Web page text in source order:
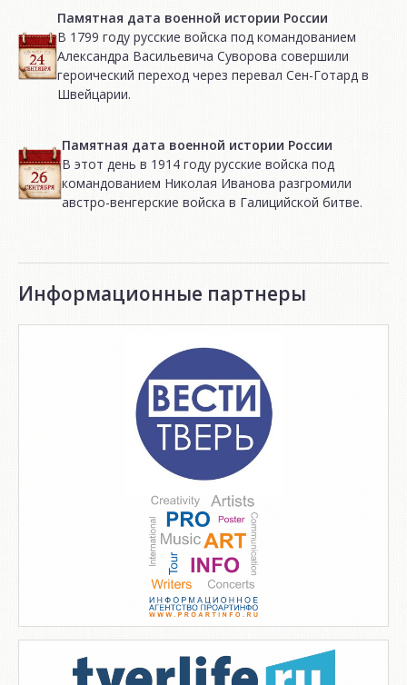
Памятная дата военной истории России
В 1799 году русские войска под командованием
Александра Васильевича Суворова совершили
героический переход через перевал Сен-Готард в
Швейцарии.
Памятная дата военной истории России
В этот день в 1914 году русские войска под
командованием Николая Иванова разгромили
австро-венгерские войска в Галицийской битве.
Информационные партнеры